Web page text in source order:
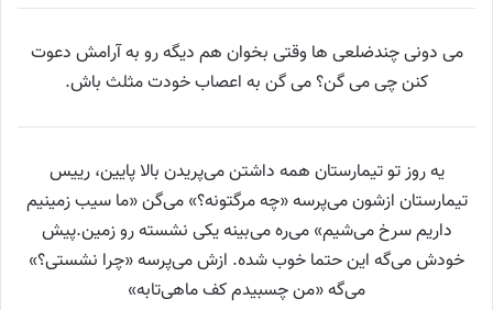
می دونی چندضلعی ها وقتی بخوان هم دیگه رو به آرامش دعوت
کنن چی می گن؟ می گن به اعصاب خودت مثلث باش.
یه روز تو تیمارستان همه داشتن می‌پریدن بالا پایین، رییس
تیمارستان ازشون می‌پرسه «چه مرگتونه؟» می‌گن «ما سیب زمینیم
داریم سرخ می‌شیم» می‌ره می‌بینه یکی نشسته رو زمین.پیش
خودش می‌گه این حتما خوب شده. ازش می‌پرسه «چرا نشستی؟»
می‌گه «من چسبیدم کف ماهی‌تابه»